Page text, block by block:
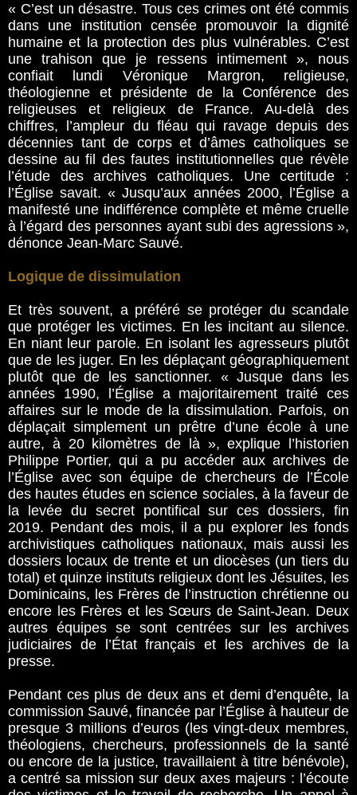
« C’est un désastre. Tous ces crimes ont été commis
dans une institution censée promouvoir la dignité
humaine et la protection des plus vulnérables. C’est
une trahison que je ressens intimement », nous
confiait lundi Véronique Margron, religieuse,
théologienne et présidente de la Conférence des
religieuses et religieux de France. Au-delà des
chiffres, l’ampleur du fléau qui ravage depuis des
décennies tant de corps et d’âmes catholiques se
dessine au fil des fautes institutionnelles que révèle
l’étude des archives catholiques. Une certitude :
l’Église savait. « Jusqu’aux années 2000, l’Église a
manifesté une indifférence complète et même cruelle
à l’égard des personnes ayant subi des agressions »,
dénonce Jean-Marc Sauvé.
Logique de dissimulation
Et très souvent, a préféré se protéger du scandale
que protéger les victimes. En les incitant au silence.
En niant leur parole. En isolant les agresseurs plutôt
que de les juger. En les déplaçant géographiquement
plutôt que de les sanctionner. « Jusque dans les
années 1990, l’Église a majoritairement traité ces
affaires sur le mode de la dissimulation. Parfois, on
déplaçait simplement un prêtre d’une école à une
autre, à 20 kilomètres de là », explique l’historien
Philippe Portier, qui a pu accéder aux archives de
l’Église avec son équipe de chercheurs de l’École
des hautes études en science sociales, à la faveur de
la levée du secret pontifical sur ces dossiers, fin
2019. Pendant des mois, il a pu explorer les fonds
archivistiques catholiques nationaux, mais aussi les
dossiers locaux de trente et un diocèses (un tiers du
total) et quinze instituts religieux dont les Jésuites, les
Dominicains, les Frères de l’instruction chrétienne ou
encore les Frères et les Sœurs de Saint-Jean. Deux
autres équipes se sont centrées sur les archives
judiciaires de l’État français et les archives de la
presse.
Pendant ces plus de deux ans et demi d’enquête, la
commission Sauvé, financée par l’Église à hauteur de
presque 3 millions d’euros (les vingt-deux membres,
théologiens, chercheurs, professionnels de la santé
ou encore de la justice, travaillaient à titre bénévole),
a centré sa mission sur deux axes majeurs : l’écoute